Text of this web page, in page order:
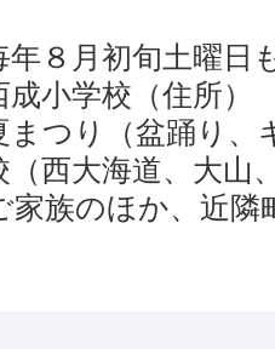
年８月初旬土曜
成小学校（住所）
まつり（盆踊り
（西大海道、大山
家族のほか、近